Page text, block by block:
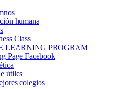
humana
Class
LEARNING PROGRAM
Page Facebook
útiles
colegios